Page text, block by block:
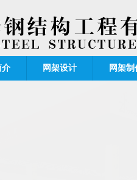
介 网架设计 网架制